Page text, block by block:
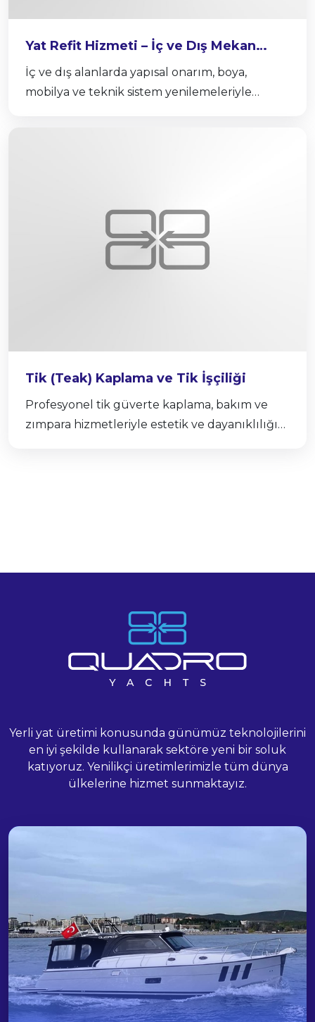
Yat Refit Hizmeti – İç ve Dış Mekan
Yenileme
İç ve dış alanlarda yapısal onarım, boya,
mobilya ve teknik sistem yenilemeleriyle
Tik (Teak) Kaplama ve Tik İşçiliği
Profesyonel tik güverte kaplama, bakım ve
zımpara hizmetleriyle estetik ve dayanıklılığı
Yerli yat üretimi konusunda günümüz teknolojilerini
en iyi şekilde kullanarak sektöre yeni bir soluk
katıyoruz. Yenilikçi üretimlerimizle tüm dünya
ülkelerine hizmet sunmaktayız.